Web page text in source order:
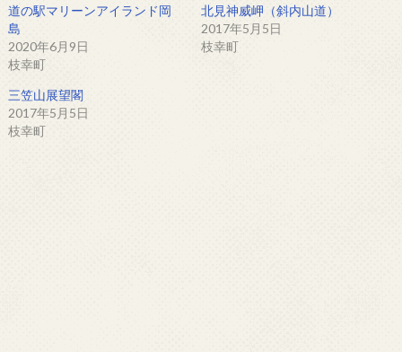
道の駅マリーンアイランド岡
島
2020年6月9日
枝幸町
北見神威岬（斜内山道）
2017年5月5日
枝幸町
三笠山展望閣
2017年5月5日
枝幸町